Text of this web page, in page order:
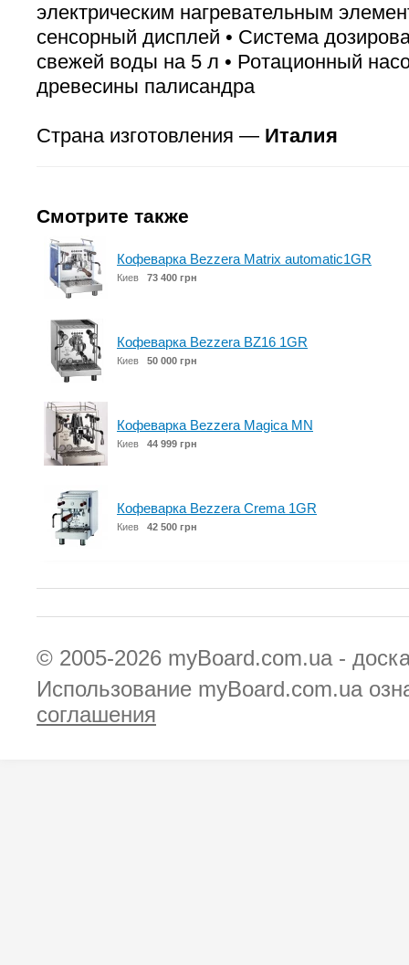
электрическим нагревательным
сенсорный дисплей • Система
свежей воды на 5 л • Ротационный
древесины палисандра
Страна изготовления — Италия
Смотрите также
Кофеварка Bezzera Matrix automatic1GR
Киев 73 400 грн
Кофеварка Bezzera BZ16 1GR
Киев 50 000 грн
Кофеварка Bezzera Magica MN
Киев 44 999 грн
Кофеварка Bezzera Crema 1GR
Киев 42 500 грн
© 2005-2026 myBoard.com.ua -
Использование myBoard.com.ua
соглашения